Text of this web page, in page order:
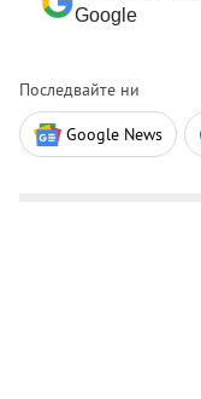
Google
Последвайте ни
Google News